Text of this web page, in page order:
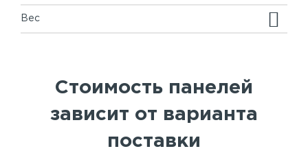
Вес
Стоимость панелей
зависит от варианта
поставки